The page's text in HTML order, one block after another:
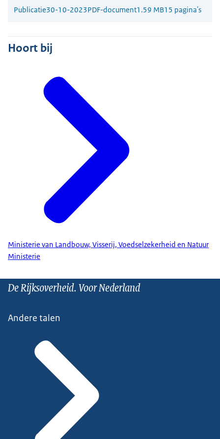
Publicatie30-10-2023PDF-document1.59 MB15 pagina's
Hoort bij
Ministerie van Landbouw, Visserij, Voedselzekerheid en Natuur
Ministerie
De Rijksoverheid. Voor Nederland
Andere talen